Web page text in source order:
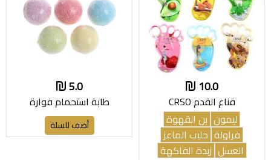
10.0
قناع القدم CRSO
ليمون بن القهوة
فراولة حليب الماعز
العسل زبدة الفاكهة
5.0
طابة استحمام فوارة
أضف للسلة